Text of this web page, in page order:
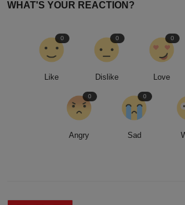
WHAT'S YOUR REACTION?
Like
0
Dislike
0
Love
0
Angry
0
Sad
0